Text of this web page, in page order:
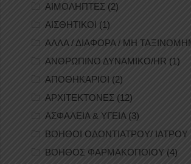
ΑΙΜΟΛΗΠΤΕΣ (2)
ΑΙΣΘΗΤΙΚΟΙ (1)
ΑΛΛΑ / ΔΙΑΦΟΡΑ / ΜΗ
ΑΝΘΡΩΠΙΝΟ ΔΥΝΑΜΙΚΟ/HR (1)
ΑΠΟΘΗΚΑΡΙΟΙ (2)
ΑΡΧΙΤΕΚΤΟΝΕΣ (12)
ΑΣΦΑΛΕΙΑ & ΥΓΕΙΑ(3)
ΒΟΗΘΟΙ ΟΔΟΝΤΙΑΤΡΟΥ/ ΙΑΤΡΟΥ
ΒΟΗΘΟΣ ΦΑΡΜΑΚΟΠΟΙΟΥ (4)